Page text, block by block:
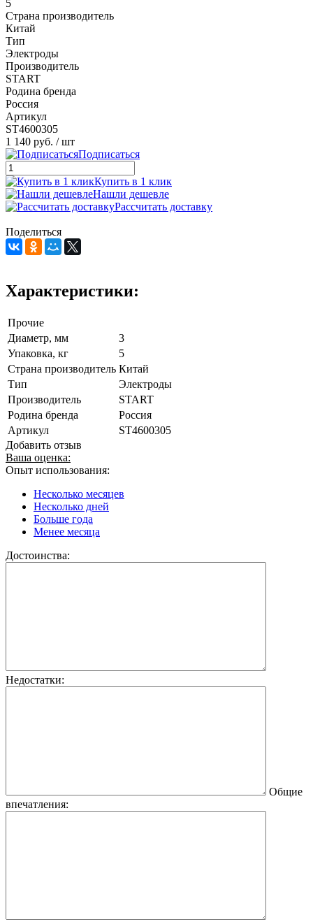
5
Страна производитель
Китай
Тип
Электроды
Производитель
START
Родина бренда
Россия
Артикул
ST4600305
1 140 руб. / шт
Подписаться
Купить в 1 клик
Нашли дешевле
Рассчитать доставку
Поделиться
Характеристики:
Прочие
Диаметр, мм
3
Упаковка, кг
5
Страна производитель Китай
Тип
Электроды
Производитель
START
Родина бренда
Россия
Артикул
ST4600305
Добавить отзыв
Ваша оценка:
Опыт использования:
Несколько месяцев
Несколько дней
Больше года
Менее месяца
Достоинства:
Недостатки:
Общие
впечатления: